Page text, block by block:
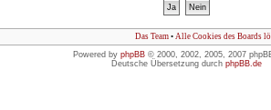
Das Team • Alle Cookies des Boards
Powered by phpBB © 2000, 2002, 2005, 2007
Deutsche Übersetzung durch phpBB.de